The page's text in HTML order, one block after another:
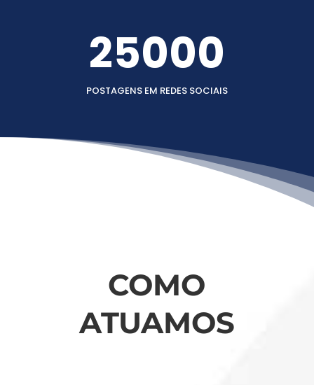
25000
POSTAGENS EM REDES SOCIAIS
COMO
ATUAMOS